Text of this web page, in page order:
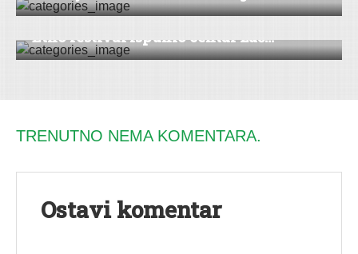
Etno festival ispunio centar Lać...
TRENUTNO NEMA KOMENTARA.
Ostavi komentar